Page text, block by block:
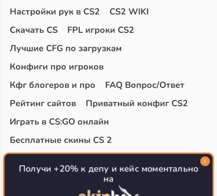
Настройки рук в CS2
CS2 WIKI
Скачать CS
FPL игроки CS2
Лучшие CFG по загрузкам
Конфиги про игроков
Кфг блогеров и про
FAQ Вопрос/Ответ
Рейтинг сайтов
Приватный конфиг CS2
Играть в CS:GO онлайн
Бесплатные скины CS 2
Топ сайтов с халявой КС 2
О проекте
Получи +20% к депу и кейс моментально
на